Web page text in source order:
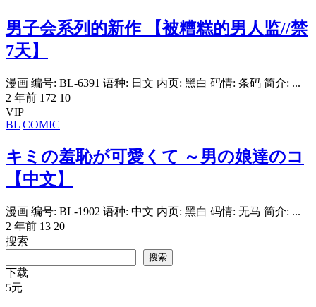
男子会系列的新作 【被糟糕的男人监//禁
7天】
漫画 编号: BL-6391 语种: 日文 内页: 黑白 码情: 条码 简介: ...
2 年前 172 10
VIP
BL COMIC
キミの羞恥が可愛くて ～男の娘達のコ
【中文】
漫画 编号: BL-1902 语种: 中文 内页: 黑白 码情: 无马 简介: ...
2 年前 13 20
搜索
搜索
下载
5元